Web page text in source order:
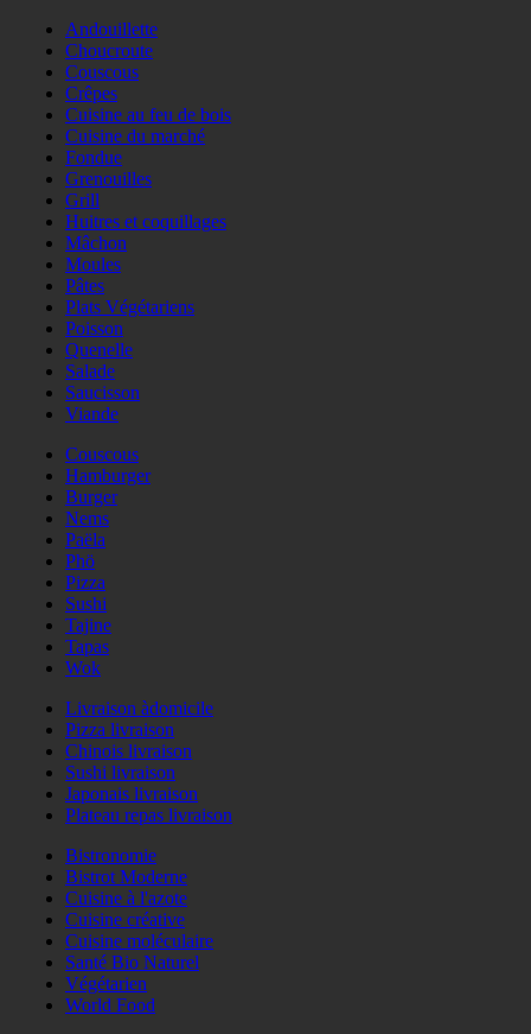
Andouillette
Choucroute
Couscous
Crêpes
Cuisine au feu de bois
Cuisine du marché
Fondue
Grenouilles
Grill
Huitres et coquillages
Mâchon
Moules
Pâtes
Plats Végétariens
Poisson
Quenelle
Salade
Saucisson
Viande
Couscous
Hamburger
Burger
Nems
Paëla
Phö
Pizza
Sushi
Tajine
Tapas
Wok
Livraison àdomicile
Pizza livraison
Chinois livraison
Sushi livraison
Japonais livraison
Plateau repas livraison
Bistronomie
Bistrot Moderne
Cuisine à l'azote
Cuisine créative
Cuisine moléculaire
Santé Bio Naturel
Végétarien
World Food